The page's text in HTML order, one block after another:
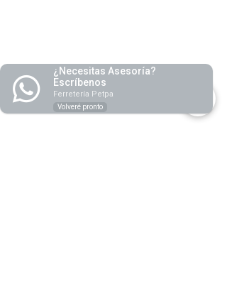
¿Necesitas Asesoría?
Escríbenos
Ferretería Petpa
Volveré pronto